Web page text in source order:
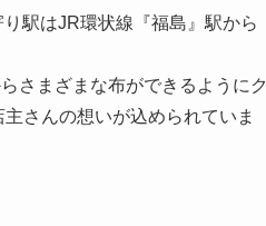
駅はJR環状線『福島』駅から
さまざまな布ができるようにク
さんの想いが込められていま